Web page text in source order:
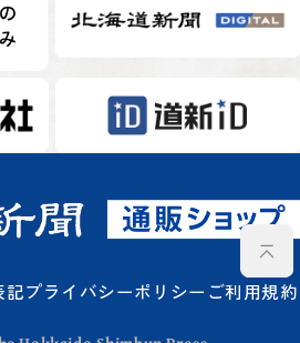
記プライバシーポリシー ご利用規約